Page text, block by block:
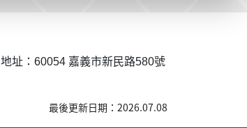
地址：60054 嘉義市新民路580號
最後更新日期：2026.07.08